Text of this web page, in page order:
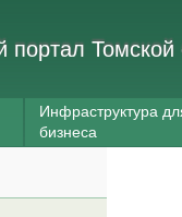
портал Томской
Инфраструктура
бизнеса